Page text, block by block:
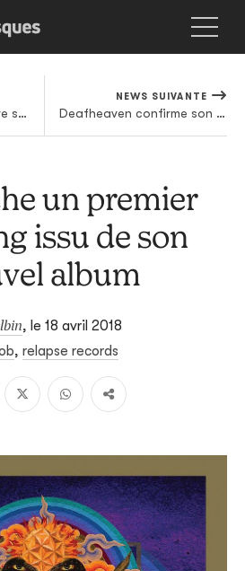
Si tu aimes ton hardcore sombre et torturé, Contwig a ce qu'il te faut dans sa besace
NEWS SUIVANTE
Deafheaven confirme son statut de punching ball des fans de TRVE BLACK METAL avec "Honeycomb"
un premier
issu de son
album
, le 18 avril 2018
, relapse records